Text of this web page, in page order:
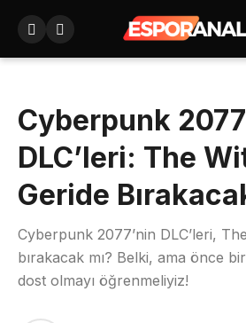
Cyberpunk
DLC’leri: The
Geride
Cyberpunk 2077’nin DLC’leri,
bırakacak mı? Belki, ama önce
dost olmayı öğrenmeliyiz!